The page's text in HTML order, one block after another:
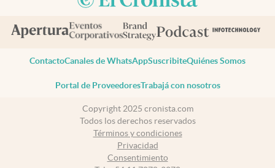
ContactoCanales de WhatsAppSuscribiteQuiénes Somos
Portal de ProveedoresTrabajá con nosotros
Copyright 2025 cronista.com
Todos los derechos reservados
Términos y condiciones
Privacidad
Consentimiento